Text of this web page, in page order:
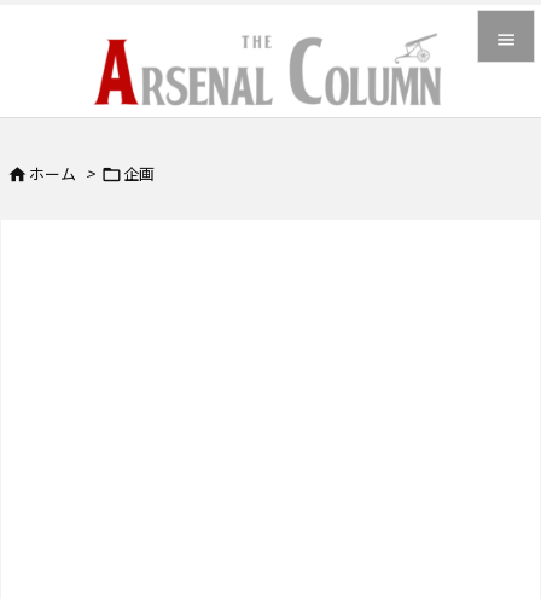

メニュ
 ホーム > 企画